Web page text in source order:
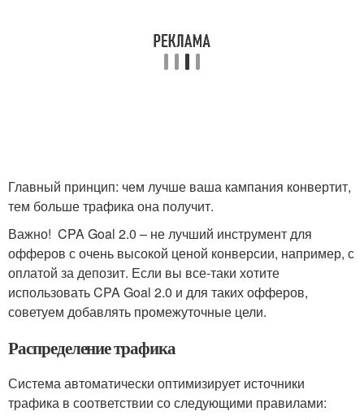
Главный принцип: чем лучше ваша кампания конвертит,
тем больше трафика она получит.
Важно! CPA Goal 2.0 – не лучший инструмент для
офферов с очень высокой ценой конверсии, например, с
оплатой за депозит. Если вы все-таки хотите
использовать CPA Goal 2.0 и для таких офферов,
советуем добавлять промежуточные цели.
Распределение трафика
Система автоматически оптимизирует источники
трафика в соответствии со следующими правилами: